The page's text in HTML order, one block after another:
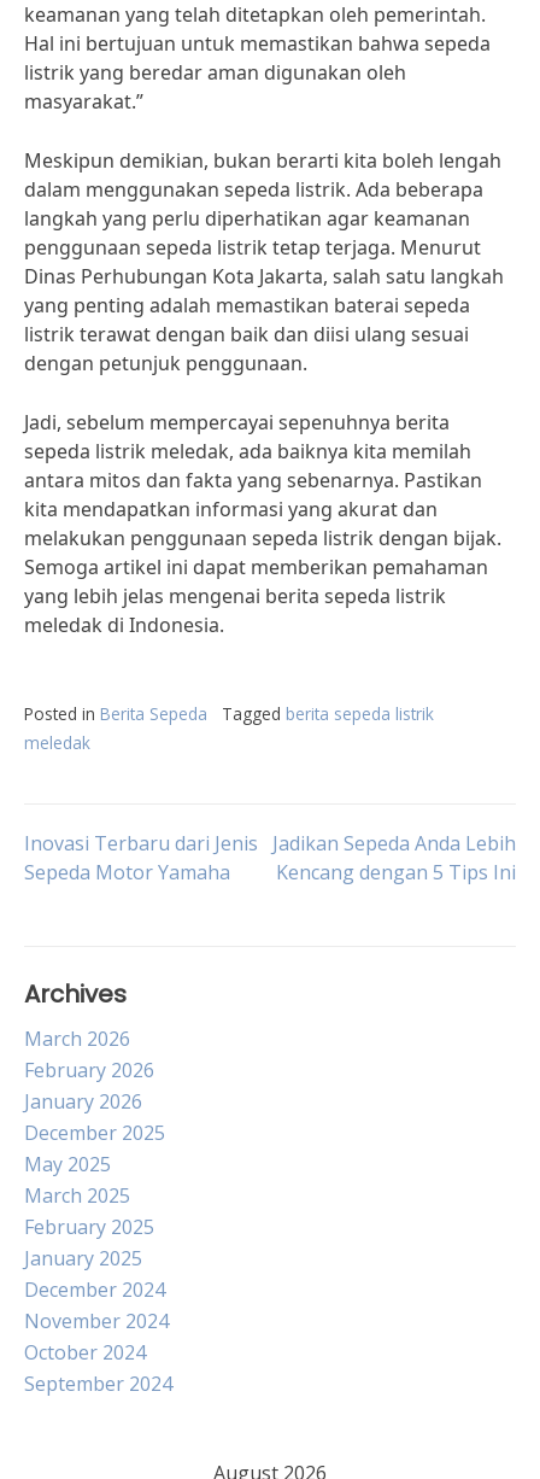
keamanan yang telah ditetapkan oleh pemerintah.
Hal ini bertujuan untuk memastikan bahwa sepeda
listrik yang beredar aman digunakan oleh
masyarakat.”
Meskipun demikian, bukan berarti kita boleh lengah
dalam menggunakan sepeda listrik. Ada beberapa
langkah yang perlu diperhatikan agar keamanan
penggunaan sepeda listrik tetap terjaga. Menurut
Dinas Perhubungan Kota Jakarta, salah satu langkah
yang penting adalah memastikan baterai sepeda
listrik terawat dengan baik dan diisi ulang sesuai
dengan petunjuk penggunaan.
Jadi, sebelum mempercayai sepenuhnya berita
sepeda listrik meledak, ada baiknya kita memilah
antara mitos dan fakta yang sebenarnya. Pastikan
kita mendapatkan informasi yang akurat dan
melakukan penggunaan sepeda listrik dengan bijak.
Semoga artikel ini dapat memberikan pemahaman
yang lebih jelas mengenai berita sepeda listrik
meledak di Indonesia.
Posted in Berita Sepeda Tagged berita sepeda listrik
meledak
Post
Inovasi Terbaru dari Jenis
Sepeda Motor Yamaha
Jadikan Sepeda Anda Lebih
Kencang dengan 5 Tips Ini
Archives
March 2026
February 2026
January 2026
December 2025
May 2025
March 2025
February 2025
January 2025
December 2024
November 2024
October 2024
September 2024
August 2026